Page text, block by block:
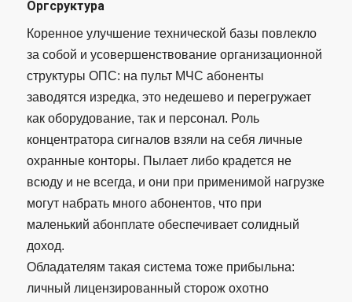
Оргсруктура
Коренное улучшение технической базы повлекло
за собой и усовершенствование организационной
структуры ОПС: на пульт МЧС абоненты
заводятся изредка, это недешево и перегружает
как оборудование, так и персонал. Роль
концентратора сигналов взяли на себя личные
охранные конторы. Пылает либо крадется не
всюду и не всегда, и они при применимой нагрузке
могут набрать много абонентов, что при
маленький абонплате обеспечивает солидный
доход.
Обладателям такая система тоже прибыльна:
личный лицензированный сторож охотно